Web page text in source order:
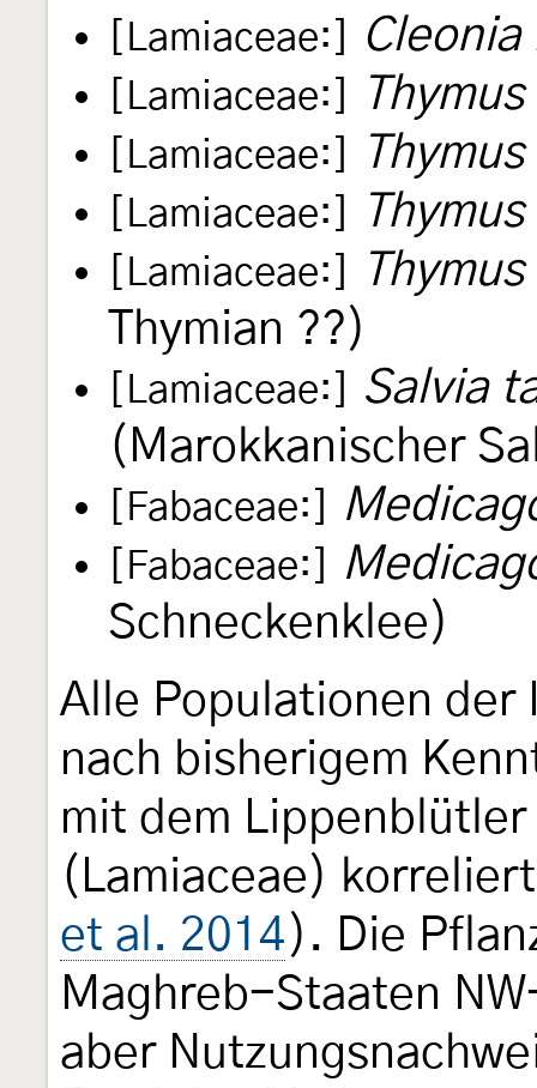
[Lamiaceae:]
[Lamiaceae:] Thymus
[Lamiaceae:]
[Lamiaceae:]
[Lamiaceae:]
Thymian ??)
[Lamiaceae:]
Salvia
(Marokkanischer
[Fabaceae:]
[Fabaceae:]
Schneckenklee)
Alle Populationen der
nach bisherigem
mit dem Lippenblütler
(Lamiaceae)
et al. 2014 ). Die
Maghreb-Staaten
aber